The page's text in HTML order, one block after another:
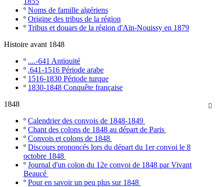
º Noms de famille algériens
º Origine des tribus de la région
º Tribus et douars de la région d'Aïn-Nouissy en 1879
Histoire avant 1848
º ....-641 Antiquité
º .641-1516 Période arabe
º 1516-1830 Période turque
º 1830-1848 Conquête française

1848
º Calendrier des convois de 1848-1849
º Chant des colons de 1848 au départ de Paris
º Convois et colons de 1848
º Discours prononcés lors du départ du 1er convoi le 8
octobre 1848
º Journal d'un colon du 12e convoi de 1848 par Vivant
Beaucé
º Pour en savoir un peu plus sur 1848